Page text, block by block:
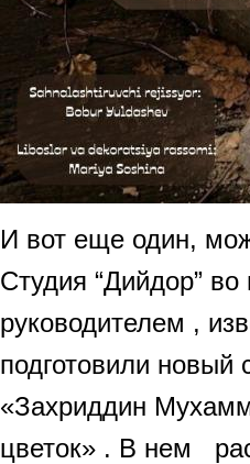
И вот еще один,
Студия “Дийдор”
руководителем ,
подготовили
«Захриддин
цветок» . В нем